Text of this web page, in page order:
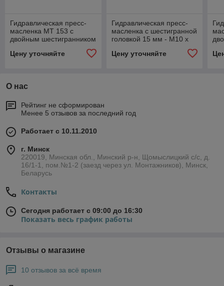
Гидравлическая пресс-
масленка МТ 153 с
двойным шестигранником
15 мм - BSP 1/4" - 022620
Цену уточняйте
Гидравлическая пресс-
масленка c шестигранной
головкой 15 мм - М10 х
Цену уточняйте
О нас
Рейтинг не сформирован
Менее 5 отзывов за последний год
Работает с 10.11.2010
г. Минск
220019, Минская обл., Минский р-н, Щомыслицкий с/с, д.
16/1-1, пом.№1-2 (заезд через ул. Монтажников), Минск,
Беларусь
Контакты
Сегодня работает с 09:00 до 16:30
Показать весь график работы
Отзывы о магазине
10 отзывов за всё время